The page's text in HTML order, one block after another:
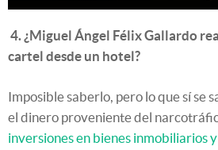
4. ¿Miguel Ángel Félix Gallardo
cartel desde un hotel?
Imposible saberlo, pero lo que sí se
el dinero proveniente del
inversiones en bienes inmobiliarios